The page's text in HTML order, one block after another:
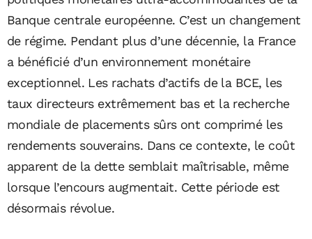
Banque centrale européenne. C’est un changement
de régime. Pendant plus d’une décennie, la France
a bénéficié d’un environnement monétaire
exceptionnel. Les rachats d’actifs de la BCE, les
taux directeurs extrêmement bas et la recherche
mondiale de placements sûrs ont comprimé les
rendements souverains. Dans ce contexte, le coût
apparent de la dette semblait maîtrisable, même
lorsque l’encours augmentait. Cette période est
désormais révolue.